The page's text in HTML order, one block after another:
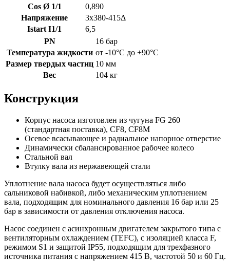
Cos Ø 1/1
0,890
Напряжение
3x380-415Δ
Istart I1/1
6,5
PN
16 бар
Температура жидкости от -10°C до +90°C
Размер твердых частиц 10 мм
Вес
104 кг
Конструкция
Корпус насоса изготовлен из чугуна FG 260
(стандартная поставка), CF8, CF8M
Осевое всасывающее и радиальное напорное отверстие
Динамически сбалансированное рабочее колесо
Стальной вал
Втулку вала из нержавеющей стали
Уплотнение вала насоса будет осуществляться либо
сальниковой набивкой, либо механическим уплотнением
вала, подходящим для номинального давления 16 бар или 25
бар в зависимости от давления отключения насоса.
Насос соединен с асинхронным двигателем закрытого типа с
вентиляторным охлаждением (TEFC), с изоляцией класса F,
режимом S1 и защитой IP55, подходящим для трехфазного
источника питания с напряжением 415 В, частотой 50 и 60 Гц.